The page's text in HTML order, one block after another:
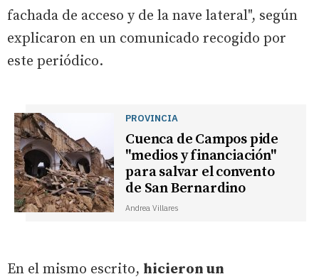
fachada de acceso y de la nave lateral", según
explicaron en un comunicado recogido por
este periódico.
PROVINCIA
Cuenca de Campos pide
"medios y financiación"
para salvar el convento
de San Bernardino
Andrea Villares
En el mismo escrito, hicieron un